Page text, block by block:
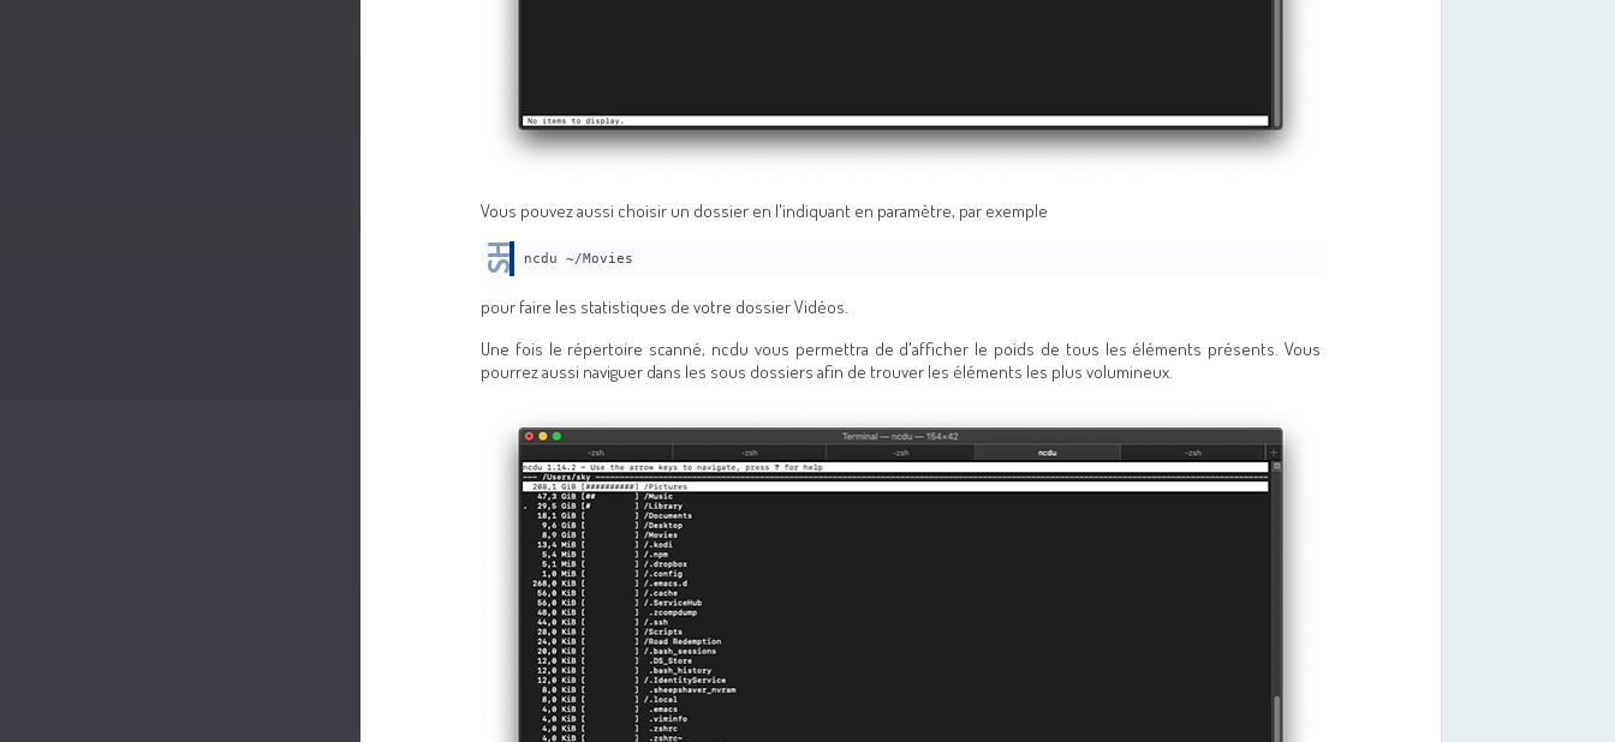
Vous pouvez aussi choisir un dossier en l'indiquant en paramètre, par exemple
ncdu ~/Movies
pour faire les statistiques de votre dossier Vidéos.
Une fois le répertoire scanné, ncdu vous permettra de d'afficher le poids de tous les éléments présents. Vous
pourrez aussi naviguer dans les sous dossiers afin de trouver les éléments les plus volumineux.